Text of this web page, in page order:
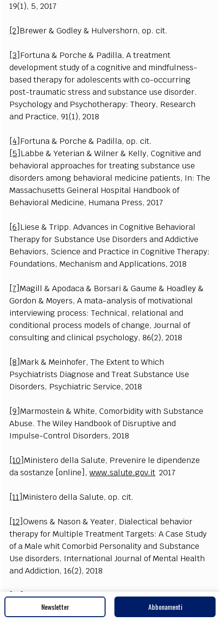
19(1), 5, 2017
[2]Brewer & Godley & Hulvershorn, op. cit.
[3]Fortuna & Porche & Padilla, A treatment
development study of a cognitive and mindfulness-
based therapy for adolescents with co-occurring
post-traumatic stress and substance use disorder.
Psychology and Psychotherapy: Theory, Research
and Practice, 91(1), 2018
[4]Fortuna & Porche & Padilla, op. cit.
[5]Labbe & Yeterian & Wilner & Kelly, Cognitive and
behavioral approaches for treating substance use
disorders among behavioral medicine patients, In: The
Massachusetts Geìneral Hospital Handbook of
Behavioral Medicine, Humana Press, 2017
[6]Liese & Tripp. Advances in Cognitive Behavioral
Therapy for Substance Use Disorders and Addictive
Behaviors, Science and Practice in Cognitive Therapy:
Foundations, Mechanism and Applications, 2018
[7]Magill & Apodaca & Borsari & Gaume & Hoadley &
Gordon & Moyers, A mata-analysis of motivational
interviewing process: Technical, relational and
conditional process models of change, Journal of
consulting and clinical psychology, 86(2), 2018
[8]Mark & Meinhofer, The Extent to Which
Psychiatrists Diagnose and Treat Substance Use
Disorders, Psychiatric Service, 2018
[9]Marmostein & White, Comorbidity with Substance
Abuse. The Wiley Handbook of Disruptive and
Impulse-Control Disorders, 2018
[10]Ministero della Salute, Prevenire le dipendenze
da sostanze [online],www.salute.gov.it 2017
[11]Ministero della Salute, op. cit.
[12]Owens & Nason & Yeater, Dialectical behavior
therapy for Multiple Treatment Targets: A Case Study
of a Male whit Comorbid Personality and Substance
Use disorders, International Journal of Mental Health
and Addiction, 16(2), 2018
[13]Romano & Peters, Understanding the process of
motivational interviewing: A review of the relational
and techical hypotheses, Psychoterapy Research,
Newsletter Abbonamenti